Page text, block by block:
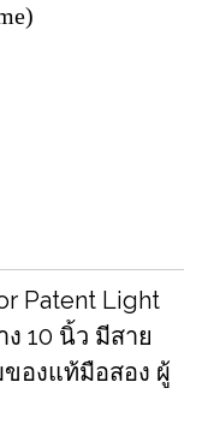
Patent Light
ง 10 นิ้ว มีสาย
องแท้มือสอง ผู้